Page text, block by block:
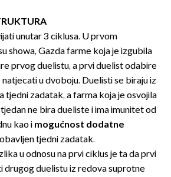
unutar 3 ciklusa. U prvom
showa, Gazda farme koja je izgubila
prvog duelistu, a prvi duelist odabire
u dvoboju. Duelisti se biraju iz
tjedni zadatak, a farma koja je osvojila
ne bira dueliste i ima imunitet od
kao i mogućnost dodatne
obavljen tjedni zadatak.
u odnosu na prvi ciklus je ta da prvi
drugog duelistu iz redova suprotne